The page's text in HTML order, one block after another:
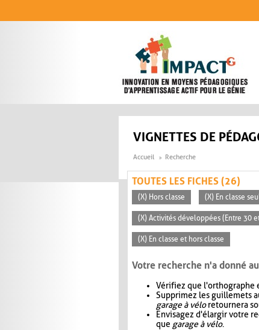
VIGNETTES DE
Accueil Recherche
TOUTES LES FICHES (26)
(X) Hors classe (X) En classe
(X) Activités développées (Entre 30
(X) En classe et hors classe
Votre recherche n'a donné
Vérifiez que l'orthographe
Supprimez les guillemets
garage à véloretournera
Envisagez d'élargir votre
que garage à vélo.